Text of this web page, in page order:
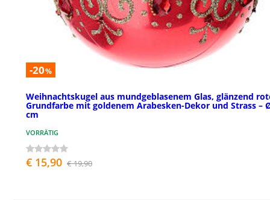
-20%
Weihnachtskugel aus mundgeblasenem Glas, glänzend
Grundfarbe mit goldenem Arabesken-Dekor und Strass –
cm
VORRÄTIG
€ 15,90 € 19,90